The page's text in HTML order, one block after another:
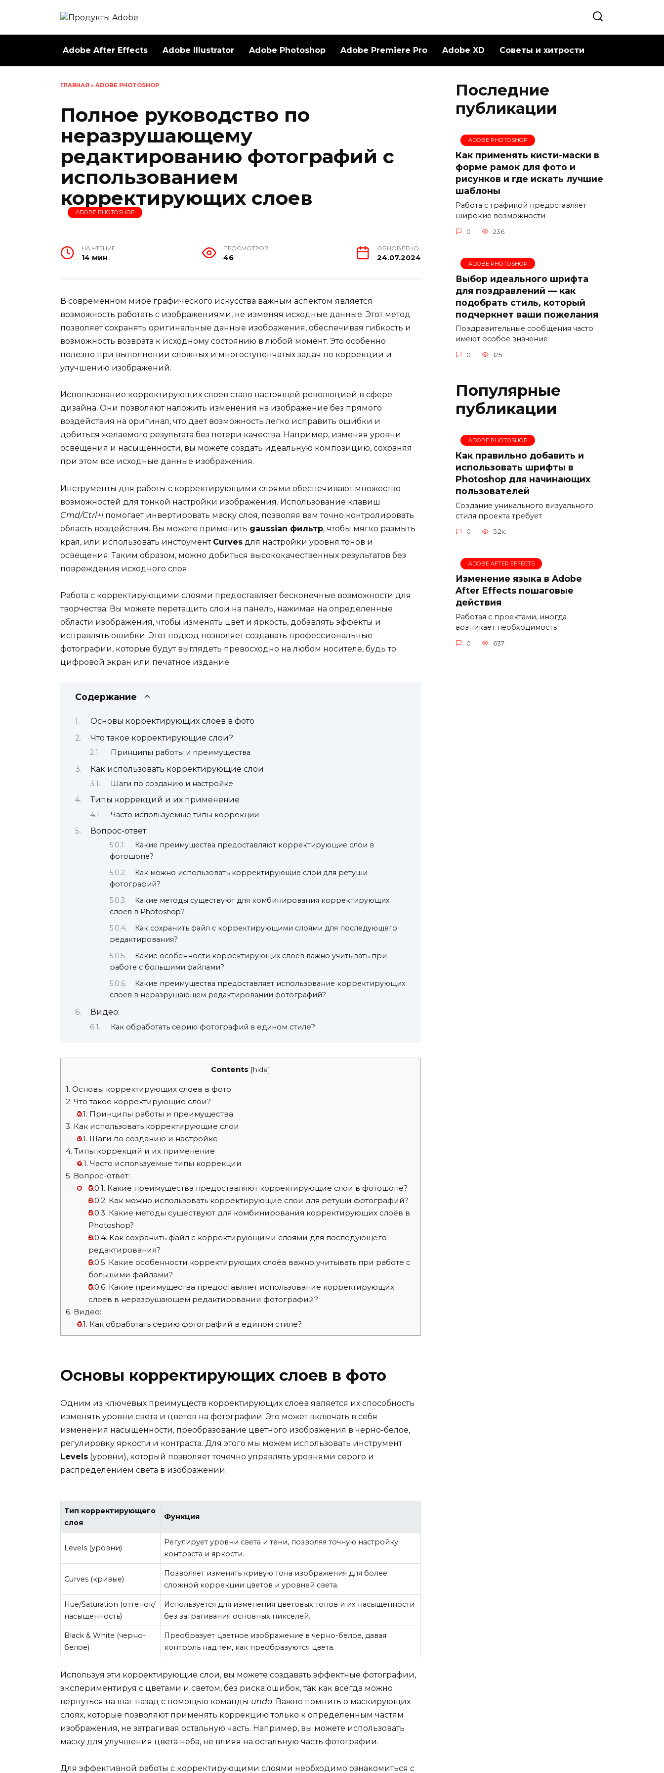
Adobe After Effects Adobe Illustrator Adobe Photoshop Adobe Premiere Pro Adobe XD Советы и хитрости
ГЛАВНАЯ » ADOBE PHOTOSHOP
Полное руководство по
неразрушающему
редактированию фотографий с
использованием
корректирующих слоев
ADOBE PHOTOSHOP
НА ЧТЕНИЕ
14 мин
ПРОСМОТРОВ
46
ОБНОВЛЕНО
24.07.2024
В современном мире графического искусства важным аспектом является
возможность работать с изображениями, не изменяя исходные данные. Этот метод
позволяет сохранять оригинальные данные изображения, обеспечивая гибкость и
возможность возврата к исходному состоянию в любой момент. Это особенно
полезно при выполнении сложных и многоступенчатых задач по коррекции и
улучшению изображений.
Использование корректирующих слоев стало настоящей революцией в сфере
дизайна. Они позволяют наложить изменения на изображение без прямого
воздействия на оригинал, что дает возможность легко исправить ошибки и
добиться желаемого результата без потери качества. Например, изменяя уровни
освещения и насыщенности, вы можете создать идеальную композицию, сохраняя
при этом все исходные данные изображения.
Инструменты для работы с корректирующими слоями обеспечивают множество
возможностей для тонкой настройки изображения. Использование клавиш
Cmd/Ctrl+iпомогает инвертировать маску слоя, позволяя вам точно контролировать
область воздействия. Вы можете применить gaussian фильтр, чтобы мягко размыть
края, или использовать инструмент Curves для настройки уровня тонов и
освещения. Таким образом, можно добиться высококачественных результатов без
повреждения исходного слоя.
Работа с корректирующими слоями предоставляет бесконечные возможности для
творчества. Вы можете перетащить слои на панель, нажимая на определенные
области изображения, чтобы изменять цвет и яркость, добавлять эффекты и
исправлять ошибки. Этот подход позволяет создавать профессиональные
фотографии, которые будут выглядеть превосходно на любом носителе, будь то
цифровой экран или печатное издание.
Содержание
Основы корректирующих слоев в фото
Что такое корректирующие слои?
Принципы работы и преимущества
Как использовать корректирующие слои
Шаги по созданию и настройке
Типы коррекций и их применение
Часто используемые типы коррекции
Вопрос-ответ:
Какие преимущества предоставляют корректирующие слои в
фотошопе?
Как можно использовать корректирующие слои для ретуши
фотографий?
Какие методы существуют для комбинирования корректирующих
слоёв в Photoshop?
Как сохранить файл с корректирующими слоями для последующего
редактирования?
Какие особенности корректирующих слоёв важно учитывать при
работе с большими файлами?
Какие преимущества предоставляет использование корректирующих
слоев в неразрушающем редактировании фотографий?
Видео:
Как обработать серию фотографий в едином стиле?
Contents [hide]
1. Основы корректирующих слоев в фото
2. Что такое корректирующие слои?
2.1. Принципы работы и преимущества
3. Как использовать корректирующие слои
3.1. Шаги по созданию и настройке
4. Типы коррекций и их применение
4.1. Часто используемые типы коррекции
5. Вопрос-ответ:
5.0.1. Какие преимущества предоставляют корректирующие слои в фотошопе?
5.0.2. Как можно использовать корректирующие слои для ретуши фотографий?
5.0.3. Какие методы существуют для комбинирования корректирующих слоёв в
Photoshop?
5.0.4. Как сохранить файл с корректирующими слоями для последующего
редактирования?
5.0.5. Какие особенности корректирующих слоёв важно учитывать при работе с
большими файлами?
5.0.6. Какие преимущества предоставляет использование корректирующих
слоев в неразрушающем редактировании фотографий?
6. Видео:
6.1. Как обработать серию фотографий в едином стиле?
Основы корректирующих слоев в фото
Одним из ключевых преимуществ корректирующих слоев является их способность
изменять уровни света и цветов на фотографии. Это может включать в себя
изменения насыщенности, преобразование цветного изображения в черно-белое,
регулировку яркости и контраста. Для этого мы можем использовать инструмент
Levels (уровни), который позволяет точечно управлять уровнями серого и
распределением света в изображении.
Тип корректирующего
слоя
Функция
Levels (уровни)
Регулирует уровни света и тени, позволяя точную настройку
контраста и яркости.
Curves (кривые)
Позволяет изменять кривую тона изображения для более
сложной коррекции цветов и уровней света.
Hue/Saturation (оттенок/
насыщенность)
Используется для изменения цветовых тонов и их насыщенности
без затрагивания основных пикселей.
Black & White (черно-
белое)
Преобразует цветное изображение в черно-белое, давая
контроль над тем, как преобразуются цвета.
Используя эти корректирующие слои, вы можете создавать эффектные фотографии,
экспериментируя с цветами и светом, без риска ошибок, так как всегда можно
вернуться на шаг назад с помощью команды undo. Важно помнить о маскирующих
слоях, которые позволяют применять коррекцию только к определенным частям
изображения, не затрагивая остальную часть. Например, вы можете использовать
маску для улучшения цвета неба, не влияя на остальную часть фотографии.
Для эффективной работы с корректирующими слоями необходимо ознакомиться с
Последние
публикации
ADOBE PHOTOSHOP
Как применять кисти-маски в
форме рамок для фото и
рисунков и где искать лучшие
шаблоны
Работа с графикой предоставляет
широкие возможности
0 236
ADOBE PHOTOSHOP
Выбор идеального шрифта
для поздравлений — как
подобрать стиль, который
подчеркнет ваши пожелания
Поздравительные сообщения часто
имеют особое значение
0 125
Популярные
публикации
ADOBE PHOTOSHOP
Как правильно добавить и
использовать шрифты в
Photoshop для начинающих
пользователей
Создание уникального визуального
стиля проекта требует
0 5.2к.
ADOBE AFTER EFFECTS
Изменение языка в Adobe
After Effects пошаговые
действия
Работая с проектами, иногда
возникает необходимость
0 637